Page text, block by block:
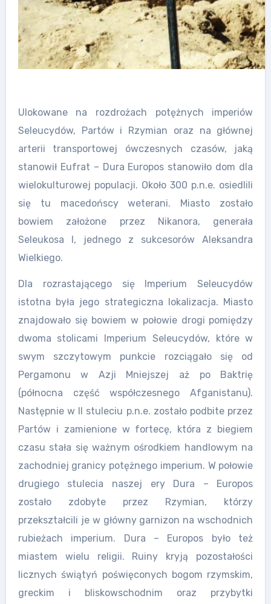
Ulokowane na rozdrożach potężnych imperiów
Seleucydów, Partów i Rzymian oraz na głównej
arterii transportowej ówczesnych czasów, jaką
stanowił Eufrat – Dura Europos stanowiło dom dla
wielokulturowej populacji. Około 300 p.n.e. osiedlili
się tu macedońscy weterani. Miasto zostało
bowiem założone przez Nikanora, generała
Seleukosa I, jednego z sukcesorów Aleksandra
Wielkiego.
Dla rozrastającego się Imperium Seleucydów
istotna była jego strategiczna lokalizacja. Miasto
znajdowało się bowiem w połowie drogi pomiędzy
dwoma stolicami Imperium Seleucydów, które w
swym szczytowym punkcie rozciągało się od
Pergamonu w Azji Mniejszej aż po Baktrię
(północna część współczesnego Afganistanu).
Następnie w II stuleciu p.n.e. zostało podbite przez
Partów i zamienione w fortecę, która z biegiem
czasu stała się ważnym ośrodkiem handlowym na
zachodniej granicy potężnego imperium. W połowie
drugiego stulecia naszej ery Dura – Europos
zostało zdobyte przez Rzymian, którzy
przekształcili je w główny garnizon na wschodnich
rubieżach imperium. Dura – Europos było też
miastem wielu religii. Ruiny kryją pozostałości
licznych świątyń poświęconych bogom rzymskim,
greckim i bliskowschodnim oraz przybytki